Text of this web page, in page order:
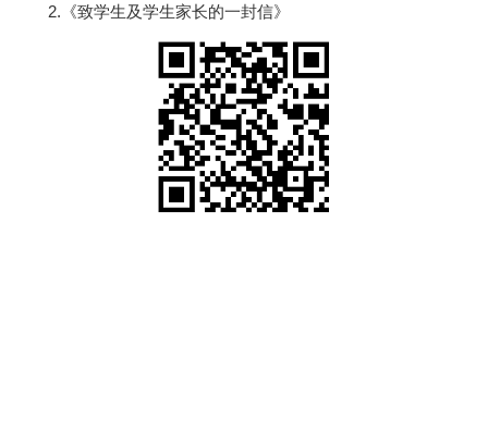
2.《致学生及学生家长的一封信》